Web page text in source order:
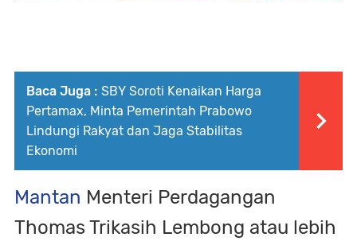
Baca Juga : SBY Soroti Kenaikan Harga
Pertamax, Minta Pemerintah Prabowo
Lindungi Rakyat dan Jaga Stabilitas
Ekonomi
Mantan Menteri Perdagangan
Thomas Trikasih Lembong atau lebih